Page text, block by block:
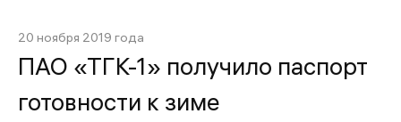
20 ноября 2019 года
ПАО «ТГК-1» получило паспорт
готовности к зиме